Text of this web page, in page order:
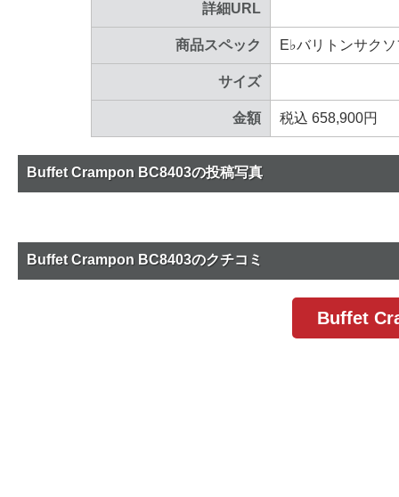
詳細URL
商品スペック E♭バリトンサク
サイズ
金額 税込 658,900円
Buffet Crampon BC8403の投稿写真
Buffet Crampon BC8403のクチコミ
Buffet